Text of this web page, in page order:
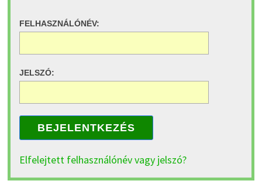
FELHASZNÁLÓNÉV:
JELSZÓ:
BEJELENTKEZÉS
Elfelejtett felhasználónév vagy jelszó?